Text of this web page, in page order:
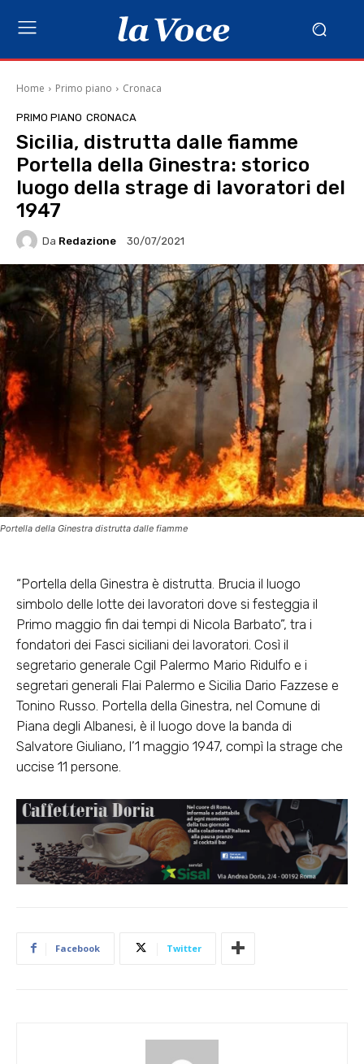
Home Primo piano Cronaca
PRIMO PIANO CRONACA
Sicilia, distrutta dalle fiamme
Portella della Ginestra: storico
luogo della strage di lavoratori del
1947
Da Redazione 30/07/2021
Portella della Ginestra distrutta dalle fiamme
“Portella della Ginestra è distrutta. Brucia il luogo
simbolo delle lotte dei lavoratori dove si festeggia il
Primo maggio fin dai tempi di Nicola Barbato”, tra i
fondatori dei Fasci siciliani dei lavoratori. Così il
segretario generale Cgil Palermo Mario Ridulfo e i
segretari generali Flai Palermo e Sicilia Dario Fazzese e
Tonino Russo. Portella della Ginestra, nel Comune di
Piana degli Albanesi, è il luogo dove la banda di
Salvatore Giuliano, l’1 maggio 1947, compì la strage che
uccise 11 persone.
Facebook Twitter